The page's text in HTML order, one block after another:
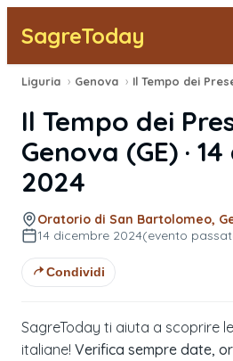
SagreToday
Segnala una sagra
Tutte le Sagre
Vicino a Me
Liguria › Genova › Il Tempo dei
Il Tempo dei
Genova (GE) ·
2024
Oratorio di San Bartolomeo,
14 dicembre 2024(evento
Condividi
SagreToday ti aiuta a scoprire
italiane! Verifica sempre date,